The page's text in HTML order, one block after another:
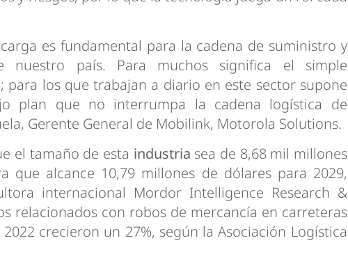
es fundamental para la cadena de suministro y
nuestro país. Para muchos significa el simple
los que trabajan a diario en este sector supone
plan que no interrumpa la cadena logística de
Gerente General de Mobilink, Motorola Solutions.
el tamaño de esta industria sea de 8,68 mil millones
que alcance 10,79 millones de dólares para 2029,
internacional Mordor Intelligence Research &
relacionados con robos de mercancía en carreteras
crecieron un 27%, según la Asociación Logística